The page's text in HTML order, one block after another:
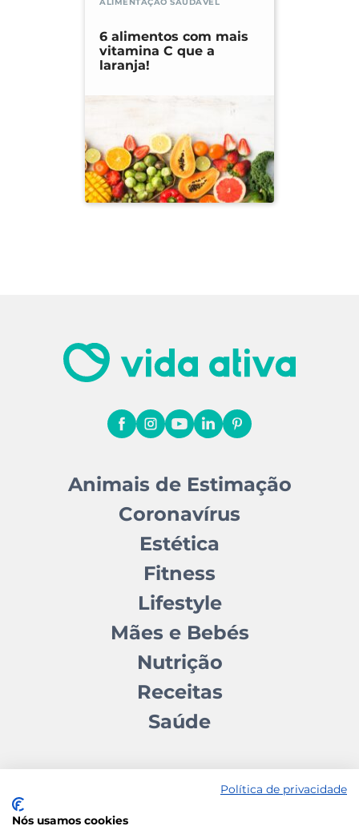
ALIMENTAÇÃO SAUDÁVEL
6 alimentos com mais
vitamina C que a
laranja!
Animais de Estimação
Coronavírus
Estética
Fitness
Lifestyle
Mães e Bebés
Nutrição
Receitas
Saúde
Política de privacidade
Nós usamos cookies